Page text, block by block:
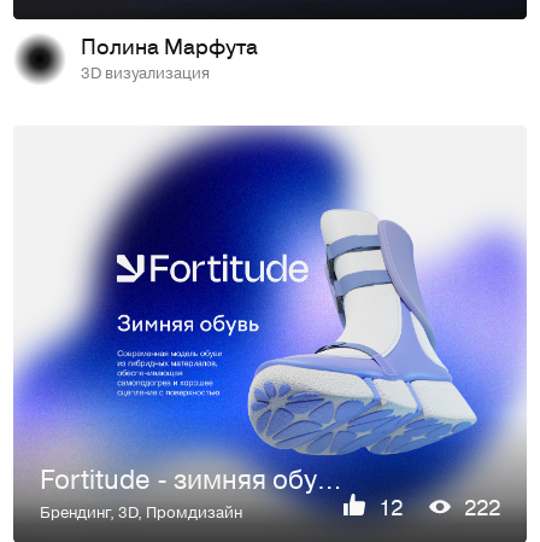
Полина Марфута
3D визуализация
Fortitude - зимняя обувь с технологией самоподогрева
Брендинг,3D,Промдизайн 12 222